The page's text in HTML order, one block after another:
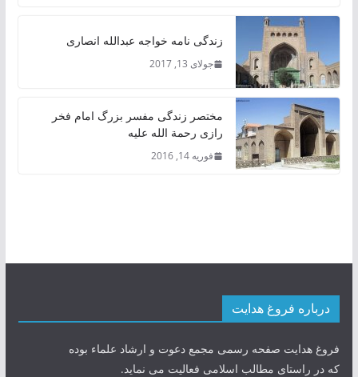
زندگی نامه خواجه عبدالله انصاری
جولای 13, 2017
مختصر زندگی مفسر بزرگ امام فخر
رازی رحمة الله علیه
فوریه 14, 2016
درباره فروغ هدایت
فروغ هدایت صفحه رسمی مجمع دعوت و ارشاد علماء بوده
که در راستای مطالب اسلامی فعالیت می نماید.